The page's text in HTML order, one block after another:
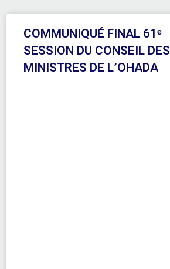
COMMUNIQUÉ FINAL 61ᵉ
SESSION DU CONSEIL DES
MINISTRES DE L’OHADA